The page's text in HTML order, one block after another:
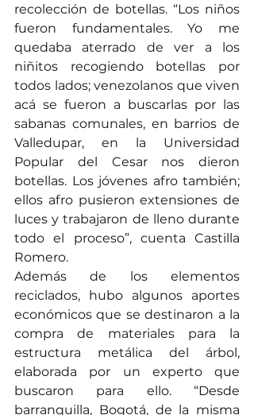
recolección de botellas. “Los niños
fueron fundamentales. Yo me
quedaba aterrado de ver a los
niñitos recogiendo botellas por
todos lados; venezolanos que viven
acá se fueron a buscarlas por las
sabanas comunales, en barrios de
Valledupar, en la Universidad
Popular del Cesar nos dieron
botellas. Los jóvenes afro también;
ellos afro pusieron extensiones de
luces y trabajaron de lleno durante
todo el proceso”, cuenta Castilla
Romero.
Además de los elementos
reciclados, hubo algunos aportes
económicos que se destinaron a la
compra de materiales para la
estructura metálica del árbol,
elaborada por un experto que
buscaron para ello. “Desde
barranquilla, Bogotá, de la misma